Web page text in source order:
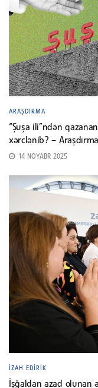
ARAŞDIRMA
“Şuşa ili”ndən
xərclənib? – Araşdırma
14 NOYABR 2025
İZAH EDIRIK
İşğaldan azad olunan